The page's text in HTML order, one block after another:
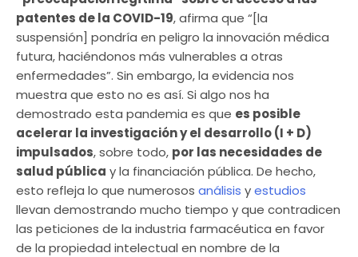
patentes de la COVID-19, afirma que “[la
suspensión] pondría en peligro la innovación médica
futura, haciéndonos más vulnerables a otras
enfermedades”. Sin embargo, la evidencia nos
muestra que esto no es así. Si algo nos ha
demostrado esta pandemia es que es posible
acelerar la investigación y el desarrollo (I + D)
impulsados, sobre todo, por las necesidades de
salud pública y la financiación pública. De hecho,
esto refleja lo que numerosos análisis yestudios
llevan demostrando mucho tiempo y que contradicen
las peticiones de la industria farmacéutica en favor
de la propiedad intelectual en nombre de la